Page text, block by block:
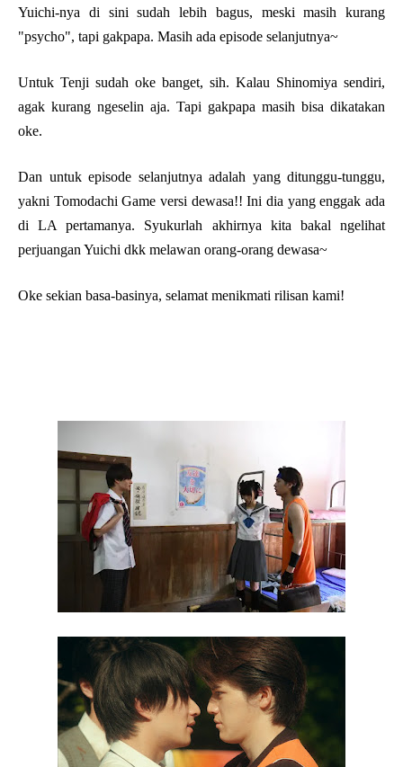
Yuichi-nya di sini sudah lebih bagus, meski masih kurang
"psycho", tapi gakpapa. Masih ada episode selanjutnya~
Untuk Tenji sudah oke banget, sih. Kalau Shinomiya sendiri,
agak kurang ngeselin aja. Tapi gakpapa masih bisa dikatakan
oke.
Dan untuk episode selanjutnya adalah yang ditunggu-tunggu,
yakni Tomodachi Game versi dewasa!! Ini dia yang enggak ada
di LA pertamanya. Syukurlah akhirnya kita bakal ngelihat
perjuangan Yuichi dkk melawan orang-orang dewasa~
Oke sekian basa-basinya, selamat menikmati rilisan kami!